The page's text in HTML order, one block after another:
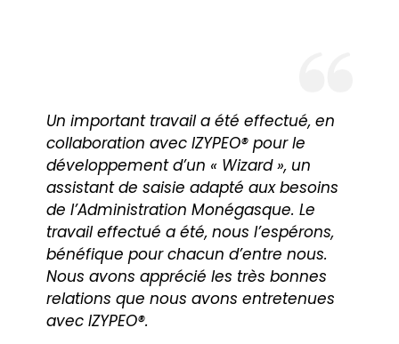
Un important travail a été effectué, en
collaboration avec IZYPEO® pour le
développement d’un « Wizard », un
assistant de saisie adapté aux besoins
de l’Administration Monégasque. Le
travail effectué a été, nous l’espérons,
bénéfique pour chacun d’entre nous.
Nous avons apprécié les très bonnes
relations que nous avons entretenues
avec IZYPEO®.